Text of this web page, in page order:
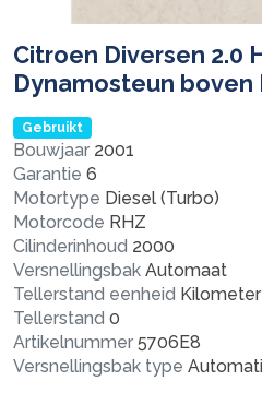
Citroen Diversen 2.0
Dynamosteun boven
Gebruikt
Bouwjaar 2001
Garantie 6
Motortype Diesel (Turbo)
Motorcode RHZ
Cilinderinhoud 2000
Versnellingsbak Automaat
Tellerstand eenheid Kilometer
Tellerstand 0
Artikelnummer 5706E8
Versnellingsbak type